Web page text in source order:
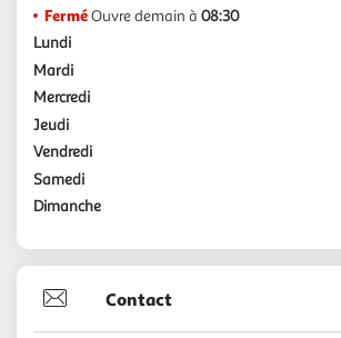
FerméOuvre demain à 08:30
Lundi
Mardi
Mercredi
Jeudi
Vendredi
Samedi
Dimanche
Contact